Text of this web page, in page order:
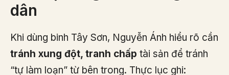
dân
Khi dùng binh Tây Sơn, Nguyễn Ánh hiểu rõ cần
tránh xung đột, tranh chấp tài sản để tránh
“tự làm loạn” từ bên trong. Thực lục ghi: